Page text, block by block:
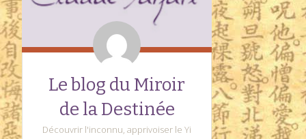
Le blog du Miroir
de la Destinée
Découvrir l'inconnu, apprivoiser le Yi